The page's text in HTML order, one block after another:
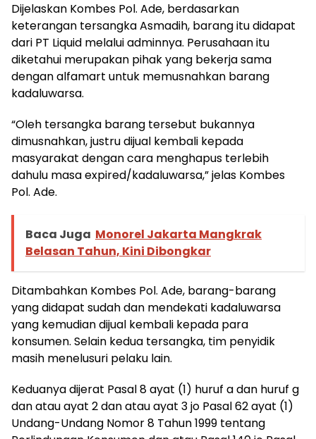
Dijelaskan Kombes Pol. Ade, berdasarkan
keterangan tersangka Asmadih, barang itu didapat
dari PT Liquid melalui adminnya. Perusahaan itu
diketahui merupakan pihak yang bekerja sama
dengan alfamart untuk memusnahkan barang
kadaluwarsa.
“Oleh tersangka barang tersebut bukannya
dimusnahkan, justru dijual kembali kepada
masyarakat dengan cara menghapus terlebih
dahulu masa expired/kadaluwarsa,” jelas Kombes
Pol. Ade.
Baca Juga Monorel Jakarta Mangkrak
Belasan Tahun, Kini Dibongkar
Ditambahkan Kombes Pol. Ade, barang-barang
yang didapat sudah dan mendekati kadaluwarsa
yang kemudian dijual kembali kepada para
konsumen. Selain kedua tersangka, tim penyidik
masih menelusuri pelaku lain.
Keduanya dijerat Pasal 8 ayat (1) huruf a dan huruf g
dan atau ayat 2 dan atau ayat 3 jo Pasal 62 ayat (1)
Undang-Undang Nomor 8 Tahun 1999 tentang